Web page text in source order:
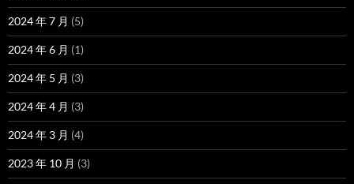
2024 年 7 月 (5)
2024 年 6 月 (1)
2024 年 5 月 (3)
2024 年 4 月 (3)
2024 年 3 月 (4)
2023 年 10 月 (3)